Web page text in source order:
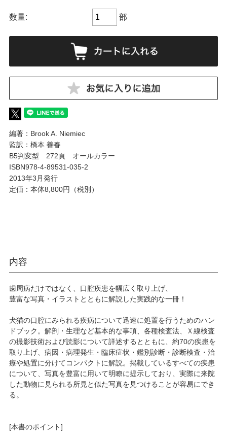
数量: 部
編著：Brook A. Niemiec
監訳：橋本 善春
B5判変型 272頁 オールカラー
ISBN978-4-89531-035-2
2013年3月発行
定価：本体8,800円（税別）
内容
歯周病だけではなく、口腔疾患を幅広く取り上げ、
豊富な写真・イラストとともに解説した実践的な一冊！
犬猫の口腔にみられる疾病について迅速に処置を行うためのハン
ドブック。解剖・生理など基本的な事項、各種検査法、Ｘ線検査
の撮影技術および読影について詳述するとともに、約70の疾患を
取り上げ、病因・病理発生・臨床症状・鑑別診断・診断検査・治
療や処置に分けてコンパクトに解説。掲載しているすべての疾患
について、写真を豊富に用いて明瞭に提示しており、実際に来院
した動物に見られる所見と似た写真を見つけることが容易にでき
る。
[本書のポイント]